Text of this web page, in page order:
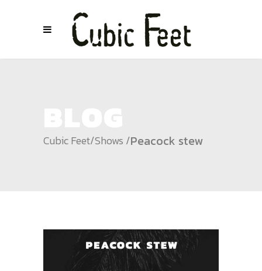
Cubic Feet/Shows /Peacock stew